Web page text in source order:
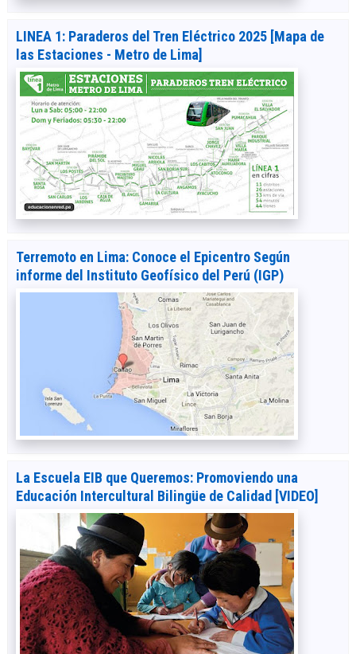
LINEA 1: Paraderos del Tren Eléctrico 2025 [Mapa de
las Estaciones - Metro de Lima]
Terremoto en Lima: Conoce el Epicentro Según
informe del Instituto Geofísico del Perú (IGP)
La Escuela EIB que Queremos: Promoviendo una
Educación Intercultural Bilingüe de Calidad [VIDEO]